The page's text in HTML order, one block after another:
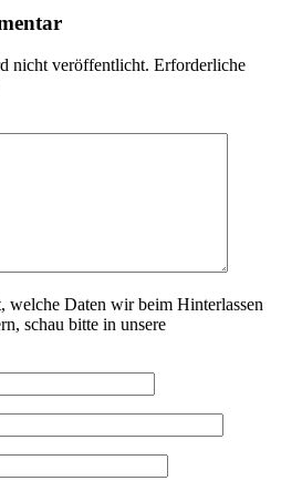
nicht veröffentlicht. Erforderliche
welche Daten wir beim Hinterlassen
schau bitte in unsere